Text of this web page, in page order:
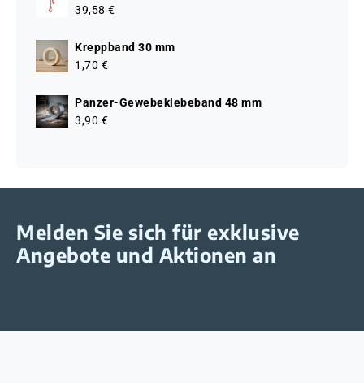
39,58 €
Kreppband 30 mm
1,70 €
Panzer-Gewebeklebeband 48 mm
3,90 €
Melden Sie sich für exklusive
Angebote und Aktionen an